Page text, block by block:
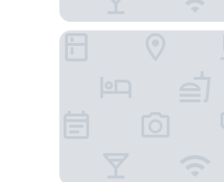
里昂中心佩拉什 B&B 飯店